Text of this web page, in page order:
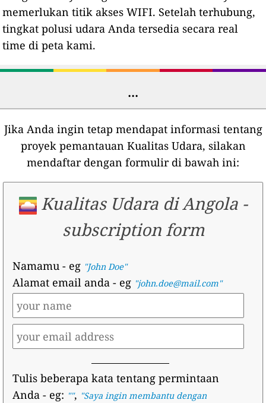
memerlukan titik akses WIFI. Setelah terhubung,
tingkat polusi udara Anda tersedia secara real
time di peta kami.
...
Jika Anda ingin tetap mendapat informasi tentang
proyek pemantauan Kualitas Udara, silakan
mendaftar dengan formulir di bawah ini:
Kualitas Udara di Angola-
subscription form
Namamu- eg "John Doe"
Alamat email anda- eg "john.doe@mail.com"
Tulis beberapa kata tentang permintaan
Anda- eg: "", "Saya ingin membantu dengan